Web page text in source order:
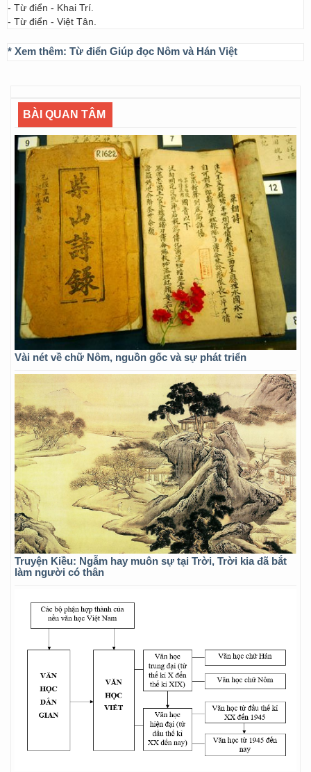
- Từ điển - Khai Trí.
- Từ điển - Việt Tân.
* Xem thêm: Từ điển Giúp đọc Nôm và Hán Việt
BÀI QUAN TÂM
Vài nét về chữ Nôm, nguồn gốc và sự phát triển
Truyện Kiều: Ngẫm hay muôn sự tại Trời, Trời kia đã bắt
làm người có thân